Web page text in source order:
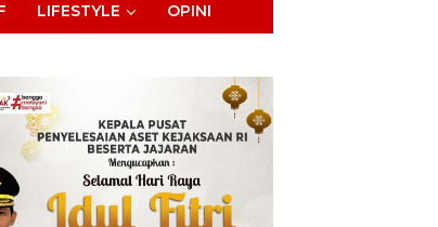
LIFESTYLE OPINI